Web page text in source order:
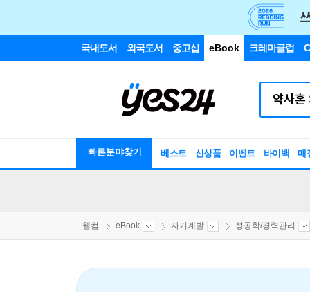
국내도서 외국도서 중고샵 eBook 크레마클럽
빠른분야찾기 베스트 신상품 이벤트 바이백 매
웰컴 eBook 자기계발 성공학/경력관리